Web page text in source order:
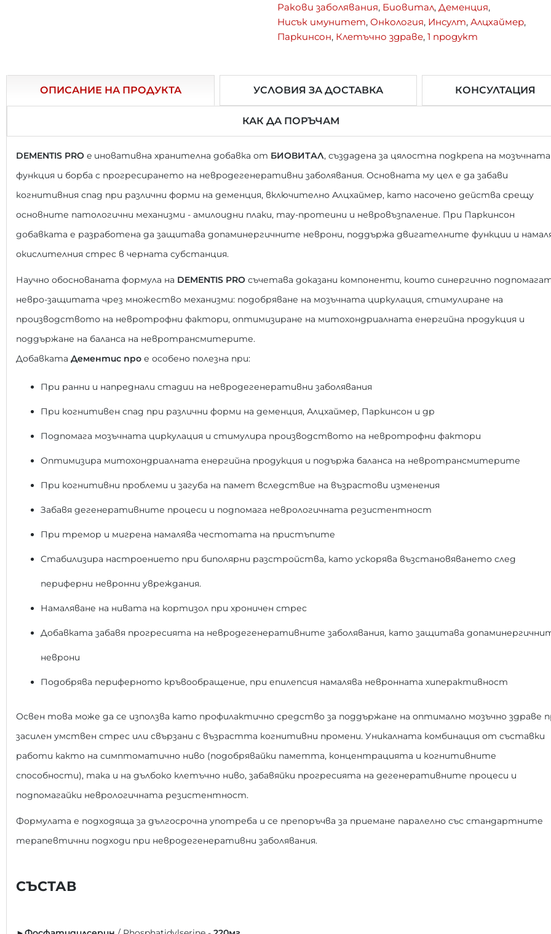
Ракови заболявания, Биовитал, Деменция,
Нисък имунитет, Онкология, Инсулт, Алцхаймер,
Паркинсон, Клетъчно здраве, 1 продукт
ОПИСАНИЕ НА ПРОДУКТА УСЛОВИЯ ЗА ДОСТАВКА КОНСУЛТАЦИЯ
КАК ДА ПОРЪЧАМ
DEMENTIS PRO e иновативна хранителна добавка от БИОВИТАЛ, създадена за цялостна подкрепа на мозъчната
функция и борба с прогресирането на невродегенеративни заболявания. Основната му цел е да забави
когнитивния спад при различни форми на деменция, включително Алцхаймер, като насочено действа срещу
основните патологични механизми - амилоидни плаки, тау-протеини и невровъзпаление. При Паркинсон
добавката е разработена да защитава допаминергичните неврони, поддържа двигателните функции и
окислителния стрес в черната субстанция.
Научно обоснованата формула на DEMENTIS PRO съчетава доказани компоненти, които синергично
невро-защитата чрез множество механизми: подобряване на мозъчната циркулация, стимулиране на
производството на невротрофни фактори, оптимизиране на митохондриалната енергийна продукция и
поддържане на баланса на невротрансмитерите.
Добавката Дементис про е особено полезна при:
При ранни и напреднали стадии на невродегенеративни заболявания
При когнитивен спад при различни форми на деменция, Алцхаймер, Паркинсон и др
Подпомага мозъчната циркулация и стимулира производството на невротрофни фактори
Оптимизира митохондриалната енергийна продукция и подържа баланса на невротрансмитерите
При когнитивни проблеми и загуба на памет вследствие на възрастови изменения
Забавя дегенеративните процеси и подпомага неврологичната резистентност
При тремор и мигрена намалява честотата на пристъпите
Стабилизира настроението при биполярни разстройства, като ускорява възстановяването след
периферни невронни увреждания.
Намаляване на нивата на кортизол при хроничен стрес
Добавката забавя прогресията на невродегенеративните заболявания, като защитава
неврони
Подобрява периферното кръвообращение, при епилепсия намалява невронната хиперактивност
Освен това може да се използва като профилактично средство за поддържане на оптимално мозъчно здраве
засилен умствен стрес или свързани с възрастта когнитивни промени. Уникалната комбинация от съставки
работи както на симптоматично ниво (подобрявайки паметта, концентрацията и когнитивните
способности), така и на дълбоко клетъчно ниво, забавяйки прогресията на дегенеративните процеси и
подпомагайки неврологичната резистентност.
Формулата е подходяща за дългосрочна употреба и се препоръчва за приемане паралелно със стандартните
терапевтични подходи при невродегенеративни заболявания.
СЪСТАВ